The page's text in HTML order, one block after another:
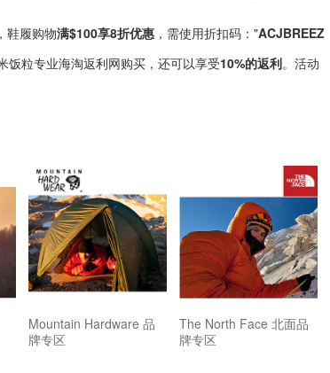
鞋履购物满$100享8折优惠 ，需使用折扣码："ACJBREEZ
饭粒专业海淘返利网购买，还可以享受10%的返利。活动
Mountain Hardware 品
牌专区
The North Face 北面品
牌专区